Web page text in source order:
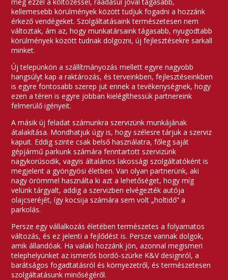
kellemesebb körülmények között tudjuk fogadni a hozzánk
érkező vendégeket. Szolgáltatásaink természetesen nem
változtak, ám az, hogy munkatársaink tágasabb, nyugodtabb
körülmények között tudnak dolgozni, új fejlesztésekre sarkall
minket.
Új telepünkön a szállítmányozás mellett egyre nagyobb
hangsúlyt kap a raktározás, és terveinkben, fejlesztéseinkben
is egyre fontosabb szerep jut ennek a tevékenységnek, hogy
ezen a téren is egyre jobban kielégíthessük partnereink
felmerülő igényeit.
A másik új feladat számunkra szervizünk munkájának
átalakítása. Mondhatjuk úgy is, hogy szélesre tárjuk a szerviz
kapuit. Eddig szinte csak belső használatra, főleg saját
gépjármű parkunk számára fenntartott szervizünk
nagykorúsodik, vagyis általános lakossági szolgáltatóként is
megjelent a gyöngyösi életben. Van olyan partnerünk, aki
nagy örömmel használta ki azt a lehetőséget, hogy míg
velünk tárgyalt, addig a szervizben elvégezték autója
olajcseréjét, így kocsija számára sem volt „holtidő” a
parkolás.
Persze egy vállalkozás életében természetes a folyamatos
változás, és ez jelenti a fejlődést is. Persze vannak dolgok,
amik állandóak. Ha valaki hozzánk jön, azonnal megismeri
telephelyünket az ismerős bordó-szürke K&V designról, a
barátságos fogadtatásról és környezetről, és természetesen
szolgáltatásunk minőségéről.